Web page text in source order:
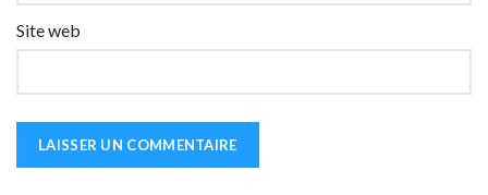
Site web